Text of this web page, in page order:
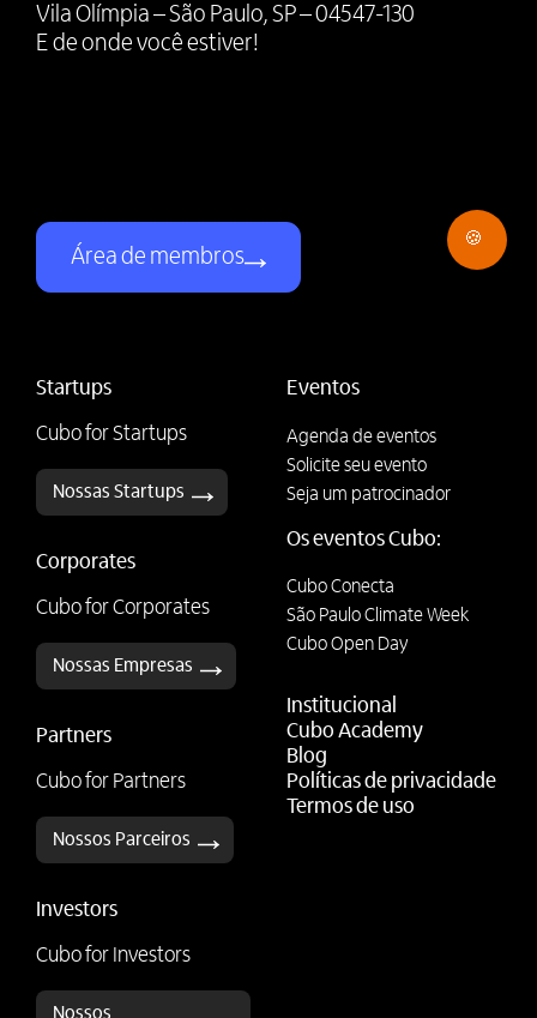
Vila Olímpia – São Paulo, SP – 04547-130
E de onde você estiver!
Área de membros
Startups
Cubo for Startups
Nossas Startups
Corporates
Cubo for Corporates
Nossas Empresas
Partners
Cubo for Partners
Nossos Parceiros
Investors
Cubo for Investors
Eventos
Agenda de eventos
Solicite seu evento
Seja um patrocinador
Os eventos Cubo:
Cubo Conecta
São Paulo Climate Week
Cubo Open Day
Institucional
Cubo Academy
Blog
Políticas de privacidade
Termos de uso
🍪